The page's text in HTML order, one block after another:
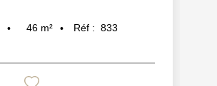
46 m² Réf : 833